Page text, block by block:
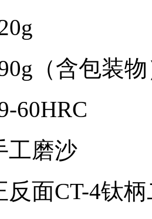
（含包装
60HRC
工磨沙
反面CT-4钛